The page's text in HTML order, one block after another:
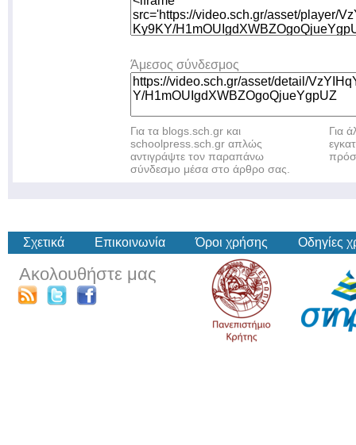
Άμεσος σύνδεσμος
Για τα blogs.sch.gr και
schoolpress.sch.gr απλώς
αντιγράψτε τον παραπάνω
σύνδεσμο μέσα στο άρθρο σας.
Για
Σχετικά Επικοινωνία Όροι χρήσης Οδηγίες
Ακολουθήστε μας